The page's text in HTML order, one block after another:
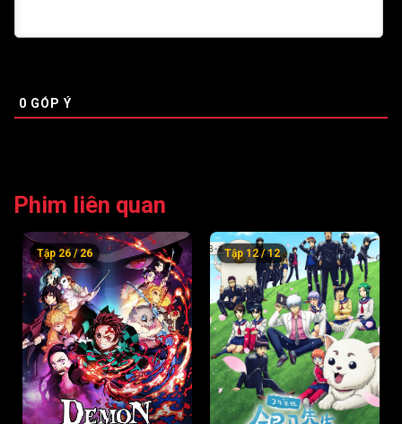
Tập 52 Tập 53 Tập 54
Tập 58
Tập 70 Tập 71 Tập 72
Tập 73 Tập 74 Tập 75
Tập 76 Tập 77 Tập 78
Tập 79 Tập 80 Tập 81
Tập 82 Tập 83 Tập 84
0 GÓP Ý
Phim liên quan
Tập 26 / 26 Tập 12 / 12